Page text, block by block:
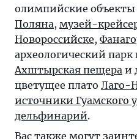
олимпийские объекты
Поляна, музей-
Новороссийске,
археологический парк
Ахштырская пещера и
цветущее плато Лаго-
источники Гуамского
дельфинарий.
Вас также могут